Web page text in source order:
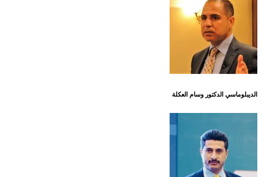
الديبلوماسي الدكتور وسام العكلة